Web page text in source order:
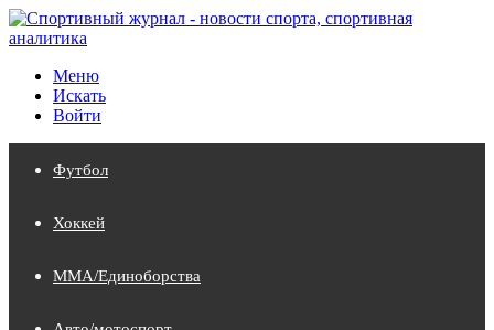
Меню
Искать
Войти
Футбол
Хоккей
MMA/Единоборства